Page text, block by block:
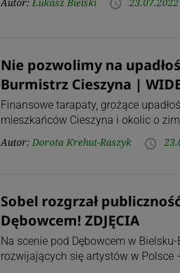
access_time
Nie pozwolimy na
Burmistrz Cieszyna |
Finansowe tarapaty, grożące
mieszkańców Cieszyna i okolic o
Autor: Dorota Krehut-Raszyk access_time
Sobel rozgrzał
Dębowcem! ZDJĘCIA
Na scenie pod Dębowcem w
rozwijających się artystów w Polsce